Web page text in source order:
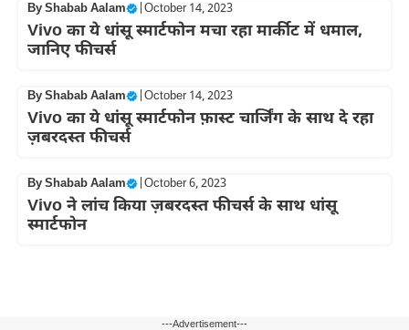
ByShabab Aalam October 14, 2023
Vivo का ये धांसू स्मार्टफोन मचा रहा मार्कीट में धमाल,
जानिए फीचर्स
ByShabab Aalam October 14, 2023
Vivo का ये धांसू स्मार्टफोन फ़ास्ट चार्जिंग के साथ दे रहा
ज़बरदस्त फीचर्स
ByShabab Aalam October 6, 2023
Vivo ने लांच किया ज़बरदस्त फीचर्स के साथ धांसू
स्मार्टफोन
---Advertisement---